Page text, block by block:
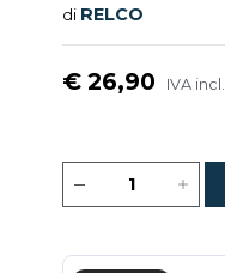
di RELCO
€ 26,90 IVA incl.